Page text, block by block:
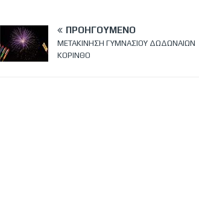
ΠΡΟΗΓΟΎΜΕΝΟ
ΜΕΤΑΚΙΝΗΣΗ ΓΥΜΝΑΣΙΟΥ ΔΩΔΩΝΑΙΩΝ
ΚΟΡΙΝΘΟ